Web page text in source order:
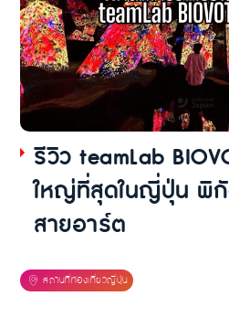
รีวิว teamLab
ใหญ่ที่สุดในญี่ปุ่น พิกั
สายอาร์ต